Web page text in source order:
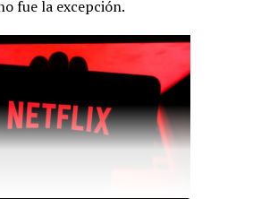
fue la excepción.